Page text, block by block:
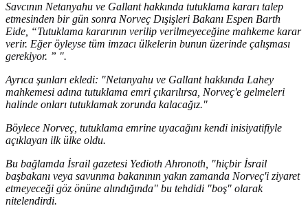
Savcının Netanyahu ve Gallant hakkında tutuklama kararı talep
etmesinden bir gün sonra Norveç Dışişleri Bakanı Espen Barth
Eide, “Tutuklama kararının verilip verilmeyeceğine mahkeme karar
verir. Eğer öyleyse tüm imzacı ülkelerin bunun üzerinde çalışması
gerekiyor. ” ".
Ayrıca şunları ekledi: "Netanyahu ve Gallant hakkında Lahey
mahkemesi adına tutuklama emri çıkarılırsa, Norveç'e gelmeleri
halinde onları tutuklamak zorunda kalacağız."
Böylece Norveç, tutuklama emrine uyacağını kendi inisiyatifiyle
açıklayan ilk ülke oldu.
Bu bağlamda İsrail gazetesi Yedioth Ahronoth, "hiçbir İsrail
başbakanı veya savunma bakanının yakın zamanda Norveç'i ziyaret
etmeyeceği göz önüne alındığında" bu tehdidi "boş" olarak
nitelendirdi.